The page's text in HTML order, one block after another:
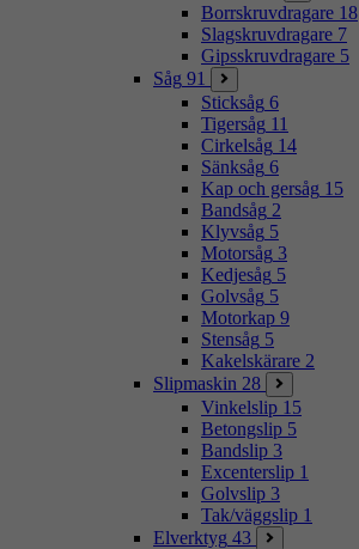
Borrskruvdragare 18
Slagskruvdragare 7
Gipsskruvdragare 5
Såg 91
Sticksåg 6
Tigersåg 11
Cirkelsåg 14
Sänksåg 6
Kap och gersåg 15
Bandsåg 2
Klyvsåg 5
Motorsåg 3
Kedjesåg 5
Golvsåg 5
Motorkap 9
Stensåg 5
Kakelskärare 2
Slipmaskin 28
Vinkelslip 15
Betongslip 5
Bandslip 3
Excenterslip 1
Golvslip 3
Tak/väggslip 1
Elverktyg 43